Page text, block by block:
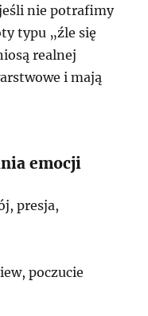
nie potrafimy
typu „źle się
realnej
i mają
emocji
presja,
poczucie